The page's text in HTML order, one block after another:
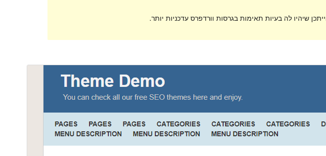
שיהיו לה בעיות תאימות בגרסות וורדפרס עדכניות יותר.
גרסת וורדפרס
5.0